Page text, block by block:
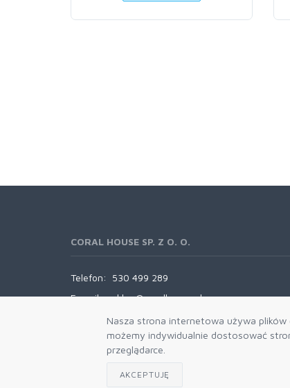
Nasza strona internetowa używa
możemy indywidualnie dostosować
przeglądarce.
AKCEPTUJĘ
CORAL HOUSE SP. Z O. O.
Telefon:
530 499 289
E-mail:
sklep@coralhouse.pl